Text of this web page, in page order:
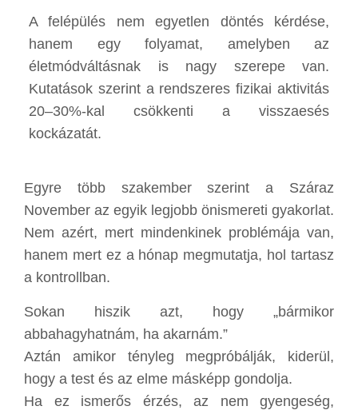
A felépülés nem egyetlen döntés kérdése,
hanem egy folyamat, amelyben az
életmódváltásnak is nagy szerepe van.
Kutatások szerint a rendszeres fizikai aktivitás
20–30%-kal csökkenti a visszaesés
kockázatát.
Egyre több szakember szerint a Száraz
November az egyik legjobb önismereti gyakorlat.
Nem azért, mert mindenkinek problémája van,
hanem mert ez a hónap megmutatja, hol tartasz
a kontrollban.
Sokan hiszik azt, hogy „bármikor
abbahagyhatnám, ha akarnám.”
Aztán amikor tényleg megpróbálják, kiderül,
hogy a test és az elme másképp gondolja.
Ha ez ismerős érzés, az nem gyengeség,